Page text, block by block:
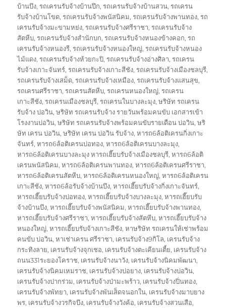
บ้านบึง,รถเครนรับจ้างบ้านปึก,รถเครนรับจ้างบ้านสวน,รถเครน
รับจ้างบ้านโขด,รถเครนรับจ้างพนัสนิคม,รถเครนรับจ้างพานทอง,รถ
เครนรับจ้างมะขามหย่ง,รถเครนรับจ้างศรีราชา,รถเครนรับจ้าง
สัตหีบ,รถเครนรับจ้างสำนักบก,รถเครนรับจ้างหนองข้างคอก,รถ
เครนรับจ้างหนองรี,รถเครนรับจ้างหนองใหญ่,รถเครนรับจ้างหนอง
ไม้แดง,รถเครนรับจ้างห้วยกะปิ,รถเครนรับจ้างอ่างศิลา,รถเครน
รับจ้างเกาะจันทร์,รถเครนรับจ้างเกาะสีชัง,รถเครนรับจ้างเมืองชลบุรี,
รถเครนรับจ้างเสม็ด,รถเครนรับจ้างเหมือง,รถเครนรับจ้างแสนสุข,
รถเครนศรีราชา,รถเครนสัตหีบ,รถเครนหนองใหญ่,รถเครน
เกาะสีชัง,รถเครนเมืองชลบุรี,รถเครนในบางละมุง,ษริษัท รถเครน
รับจ้าง บ่อวิน,ษริษัท รถเครนรับจ้าง รายวันพร้อมคนขับ เอกสารเข้า
โรงงานบ่อวิน,ษริษัท รถเครนรับจ้างพร้อมคนขับรายเดือน บ่อวิน,ษริ
ษัท เครน บ่อวิน,ษริษัท เครน บ่อวิน รับจ้าง,หารถ6ล้อติเครนกิ่งเกาะ
จันทร์,หารถ6ล้อติเครนบ่อทอง,หารถ6ล้อติเครนบางละมุง,
หารถ6ล้อติเครนบางละมุง หารถเฮี๊ยบรับจ้างเมืองชลบุรี,หารถ6ล้อติ
เครนพนัสนิคม,หารถ6ล้อติเครนพานทอง,หารถ6ล้อติเครนศรีราชา,
หารถ6ล้อติเครนสัตหีบ,หารถ6ล้อติเครนหนองใหญ่,หารถ6ล้อติเครน
เกาะสีชัง,หารถ6ล้อรับจ้างบ้านบึง,หารถเฮี๊ยบรับจ้างกิ่งเกาะจันทร์,
หารถเฮี๊ยบรับจ้างบ่อทอง,หารถเฮี๊ยบรับจ้างบางละมุง,หารถเฮี๊ยบรับ
จ้างบ้านบึง,หารถเฮี๊ยบรับจ้างพนัสนิคม,หารถเฮี๊ยบรับจ้างพานทอง,
หารถเฮี๊ยบรับจ้างศรีราชา,หารถเฮี๊ยบรับจ้างสัตหีบ,หารถเฮี๊ยบรับจ้าง
หนองใหญ่,หารถเฮี๊ยบรับจ้างเกาะสีชัง,หาษริษัท รถเครนให้เช่าพร้อม
คนขับ บ่อวิน,หาเช่าเครน ศรีราชา, เครนรับจ้าง9กิโล, เครนรับจ้าง
กระทิงลาย, เครนรับจ้างจุกเชอ, เครนรับจ้างตะเคียนเตี้ย, เครนรับจ้าง
ถนน331ระยองโคราช, เครนรับจ้างนาวัง, เครนรับจ้างนิคมพัฒนา,
เครนรับจ้างนิคมเหมราช, เครนรับจ้างบ่อยาง, เครนรับจ้างบ่อวิน,
เครนรับจ้างปากร่วม, เครนรับจ้างป่ามะพร้าว, เครนรับจ้างปิ่นทอง,
เครนรับจ้างพัทยา, เครนรับจ้างพันเส็ดจนอกใน, เครนรับจ้างมาบยาง
พร, เครนรับจ้างวรกิจบึง, เครนรับจ้างวังค้อ, เครนรับจ้างสวนเสือ,